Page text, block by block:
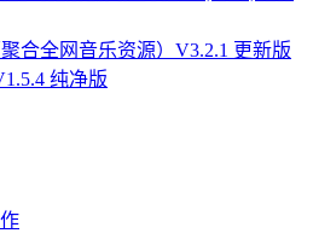
合全网音乐资源）V3.2.1 更新版
纯净版